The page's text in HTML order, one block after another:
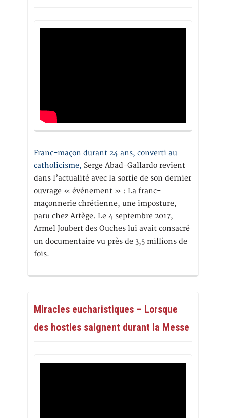
Franc-maçon durant 24 ans, converti au
catholicisme, Serge Abad-Gallardo revient
dans l’actualité avec la sortie de son dernier
ouvrage « événement » : La franc-
maçonnerie chrétienne, une imposture,
paru chez Artège. Le 4 septembre 2017,
Armel Joubert des Ouches lui avait consacré
un documentaire vu près de 3,5 millions de
fois.
Miracles eucharistiques – Lorsque
des hosties saignent durant la Messe